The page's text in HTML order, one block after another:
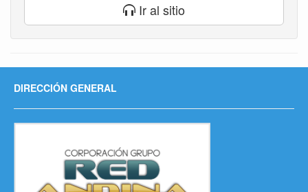
Ir al sitio
DIRECCIÓN GENERAL